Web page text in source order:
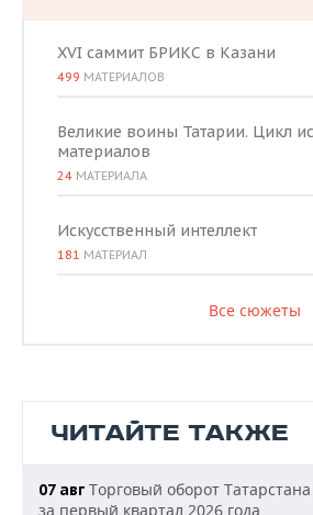
XVI саммит БРИКС в Казани
499 МАТЕРИАЛОВ
Великие воины Татарии. Цикл
материалов
24 МАТЕРИАЛА
Искусственный интеллект
181 МАТЕРИАЛ
Все сюжеты
ЧИТАЙТЕ ТАКЖЕ
07 авг Торговый оборот
за первый квартал 2026 года